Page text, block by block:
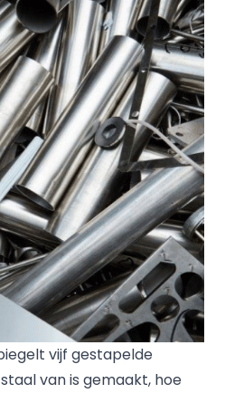
vijf gestapelde
van is gemaakt, hoe